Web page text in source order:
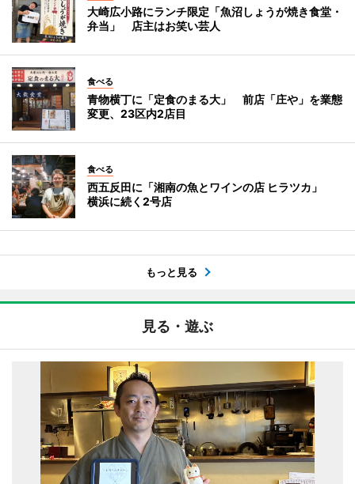
大崎広小路にランチ限定「魚沼しょうが焼き食堂・
弁当」 店主はお笑い芸人
食べる
青物横丁に「定食のまる大」 前店「庄や」を業態
変更、23区内2店目
食べる
西五反田に「湘南の魚とワインの店 ヒラツカ」
横浜に続く2号店
もっと見る
見る・遊ぶ